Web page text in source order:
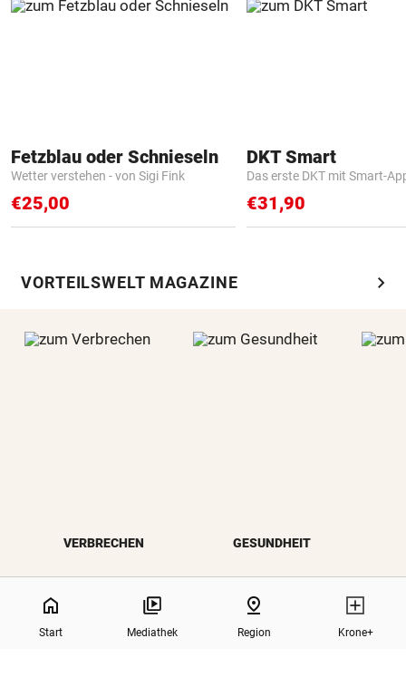
Fetzblau oder Schnieseln
Wetter verstehen - von Sigi Fink
€25,00
DKT Smart
Das erste DKT mit Smart-
€31,90
VORTEILSWELT MAGAZINE chevron_right
VERBRECHEN GESUNDHEIT
north Zurück nach oben
home
Start Mediathek
pin_drop
Region Krone+
NaN%